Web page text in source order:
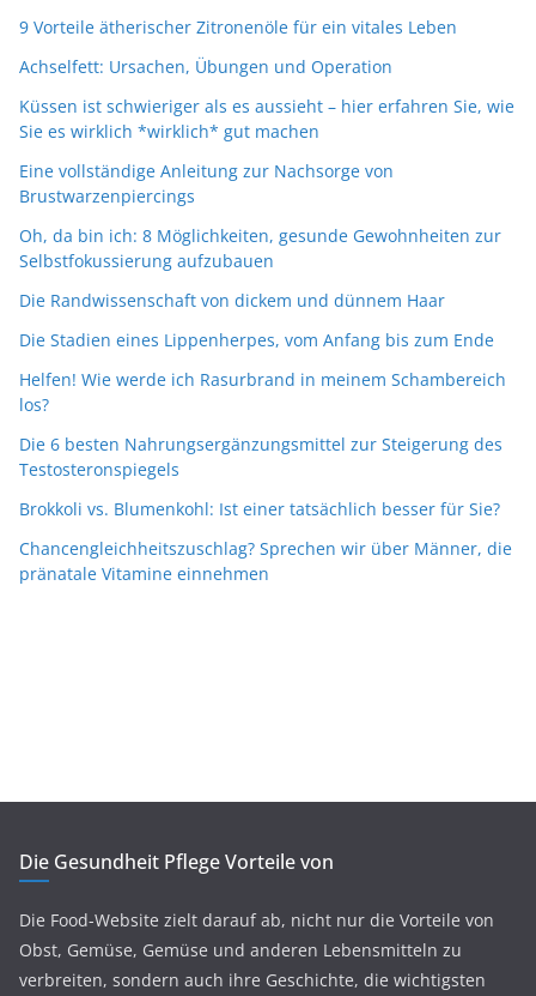
9 Vorteile ätherischer Zitronenöle für ein vitales Leben
Achselfett: Ursachen, Übungen und Operation
Küssen ist schwieriger als es aussieht – hier erfahren Sie, wie
Sie es wirklich *wirklich* gut machen
Eine vollständige Anleitung zur Nachsorge von
Brustwarzenpiercings
Oh, da bin ich: 8 Möglichkeiten, gesunde Gewohnheiten zur
Selbstfokussierung aufzubauen
Die Randwissenschaft von dickem und dünnem Haar
Die Stadien eines Lippenherpes, vom Anfang bis zum Ende
Helfen! Wie werde ich Rasurbrand in meinem Schambereich
los?
Die 6 besten Nahrungsergänzungsmittel zur Steigerung des
Testosteronspiegels
Brokkoli vs. Blumenkohl: Ist einer tatsächlich besser für Sie?
Chancengleichheitszuschlag? Sprechen wir über Männer, die
pränatale Vitamine einnehmen
Die Gesundheit Pflege Vorteile von
Die Food-Website zielt darauf ab, nicht nur die Vorteile von
Obst, Gemüse, Gemüse und anderen Lebensmitteln zu
verbreiten, sondern auch ihre Geschichte, die wichtigsten